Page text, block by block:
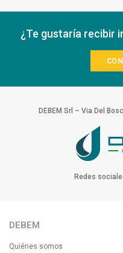
¿Te gustaría recibir
DEBEM Srl – Via Del
Redes
DEBEM
Quiénes somos